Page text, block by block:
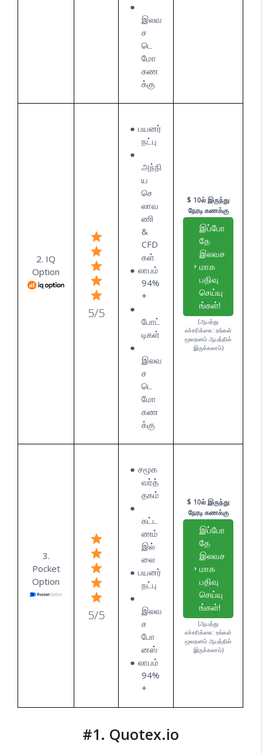
இலவ
ச
டெ
மோ
கண
க்கு
2. IQ
Option
5/5
பயனர்
நட்பு
அந்நி
ய
செ
லாவ
ணி
&
CFD
கள்
லாபம்
94%
+
போட்
டிகள்
இலவ
ச
டெ
மோ
கண
க்கு
$ 10ல் இருந்து
நேரடி கணக்கு
இப்போ
தே
இலவச
மாக
பதிவு
செய்யு
ங்கள்!
(ஆபத்து
எச்சரிக்கை: உங்கள்
மூலதனம் ஆபத்தில்
இருக்கலாம்)
3.
Pocket
Option
5/5
சமூக
வர்த்
தகம்
கட்ட
ணம்
இல்
லை
பயனர்
நட்பு
இலவ
ச
போ
னஸ்
லாபம்
94%
+
$ 10ல் இருந்து
நேரடி கணக்கு
இப்போ
தே
இலவச
மாக
பதிவு
செய்யு
ங்கள்!
(ஆபத்து
எச்சரிக்கை: உங்கள்
மூலதனம் ஆபத்தில்
இருக்கலாம்)
#1. Quotex.io